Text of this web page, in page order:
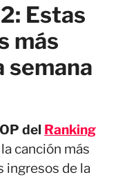
Estas
más
semana
del Ranking
canción más
ingresos de la